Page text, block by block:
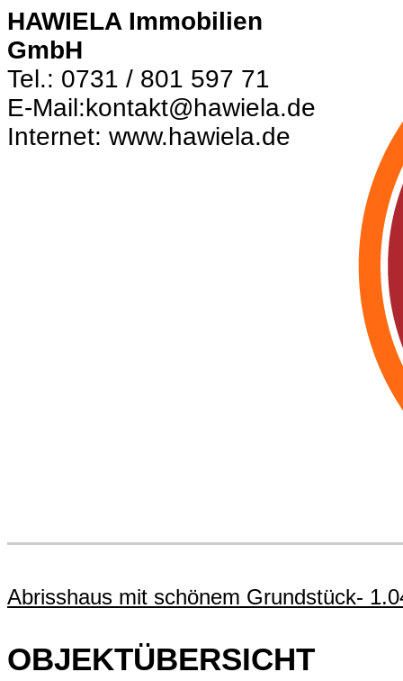
HAWIELA Immobilien
GmbH
Tel.: 0731 / 801 597 71
E-Mail:kontakt@hawiela.de
Internet: www.hawiela.de
Abrisshaus mit schönem Grundstück-
OBJEKTÜBERSICHT